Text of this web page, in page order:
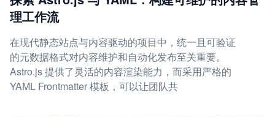
理工作流
在现代静态站点与内容驱动的项目中，统一且可验证
的元数据格式对内容维护和自动化发布至关重要。
Astro.js 提供了灵活的内容渲染能力，而采用严格的
YAML Frontmatter 模板，可以让团队共